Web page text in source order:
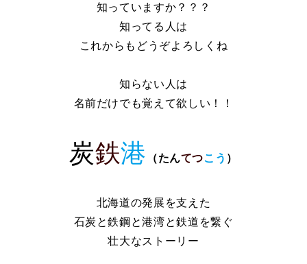
知っていますか？？？
知ってる人は
これからもどうぞよろしくね
知らない人は
名前だけでも覚えて欲しい！！
炭鉄港 （たんてつこう ）
北海道の発展を支えた
石炭と鉄鋼と港湾と鉄道を繋ぐ
壮大なストーリー